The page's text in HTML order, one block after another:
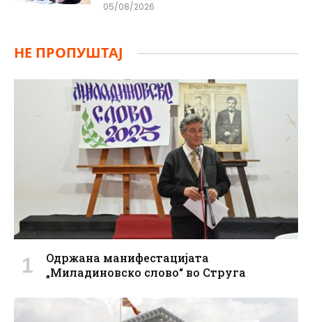
05/08/2026
НЕ ПРОПУШТАЈ
Oдржана манифестацијата
„Миладиновско слово“ во Струга